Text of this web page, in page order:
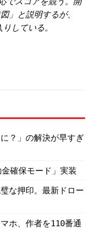
」と説明するが、
している。
？」の解決が早すぎ
確保モード」実装
な押印。最新ドロー
ホ、作者を110番通